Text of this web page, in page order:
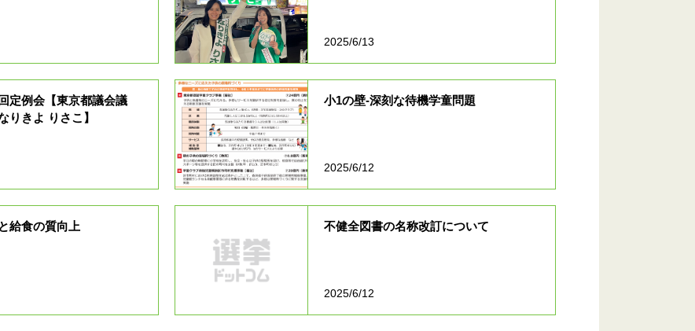
2025/6/13
定例会【東京都議会議
きよ りさこ】
小1の壁-深刻な待機学童問題
2025/6/12
給食の質向上 不健全図書の名称改訂について
2025/6/12